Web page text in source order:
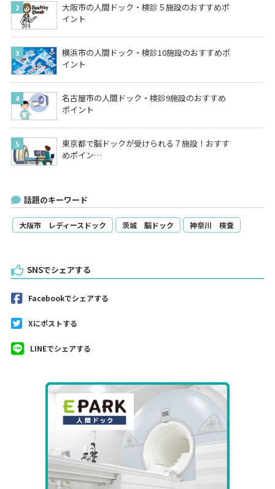
大阪市の人間ドック・検診５施設のおすすめポ
イント
横浜市の人間ドック・検診10施設のおすすめポ
イント
名古屋市の人間ドック・検診9施設のおすすめ
ポイント
東京都で脳ドックが受けられる７施設！おすす
めポイン…
話題のキーワード
大阪市 レディースドック 茨城 脳ドック 神奈川 検査
SNSでシェアする
Facebookでシェアする
Xにポストする
LINEでシェアする